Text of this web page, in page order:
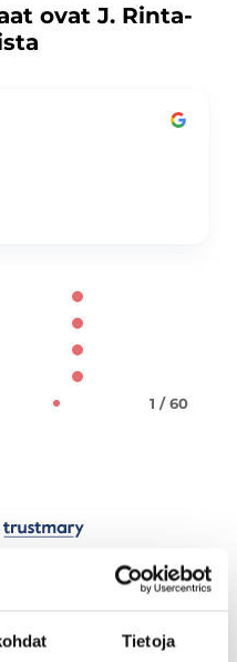
Tietoja
ovat J. Rinta-
1 / 60